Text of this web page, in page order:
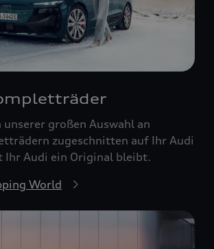
unserer großen Auswahl an
zugeschnitten auf Ihr Audi
Ihr Audi ein Original bleibt.
World